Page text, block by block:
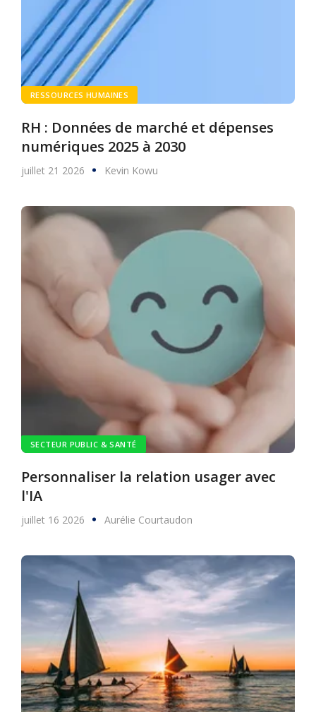
RESSOURCES HUMAINES
RH : Données de marché et dépenses
numériques 2025 à 2030
juillet 21 2026 Kevin Kowu
SECTEUR PUBLIC & SANTÉ
Personnaliser la relation usager avec
l'IA
juillet 16 2026 Aurélie Courtaudon